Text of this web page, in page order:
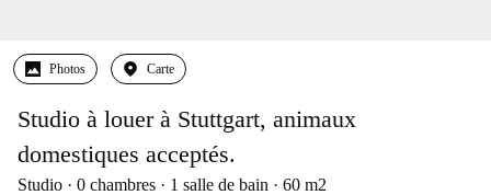
Photos Carte
Studio à louer à Stuttgart, animaux
domestiques acceptés.
Studio 0 chambres 1 salle de bain 60 m2